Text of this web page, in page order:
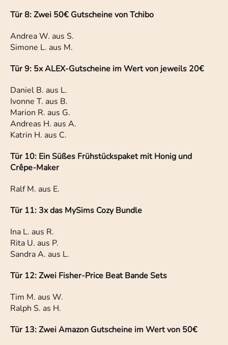
Tür 8: Zwei 50€ Gutscheine von Tchibo
Andrea W. aus S.
Simone L. aus M.
Tür 9: 5x ALEX-Gutscheine im Wert von jeweils 20€
Daniel B. aus L.
Ivonne T. aus B.
Marion R. aus G.
Andreas H. aus A.
Katrin H. aus C.
Tür 10: Ein Süßes Frühstückspaket mit Honig und
Crêpe-Maker
Ralf M. aus E.
Tür 11: 3x das MySims Cozy Bundle
Ina L. aus R.
Rita U. aus P.
Sandra A. aus L.
Tür 12: Zwei Fisher-Price Beat Bande Sets
Tim M. aus W.
Ralph S. as H.
Tür 13: Zwei Amazon Gutscheine im Wert von 50€